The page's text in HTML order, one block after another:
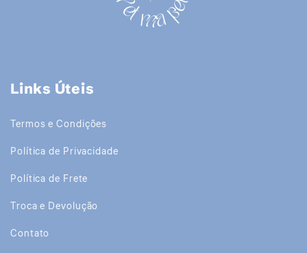
Links Úteis
Termos e Condições
Política de Privacidade
Política de Frete
Troca e Devolução
Contato